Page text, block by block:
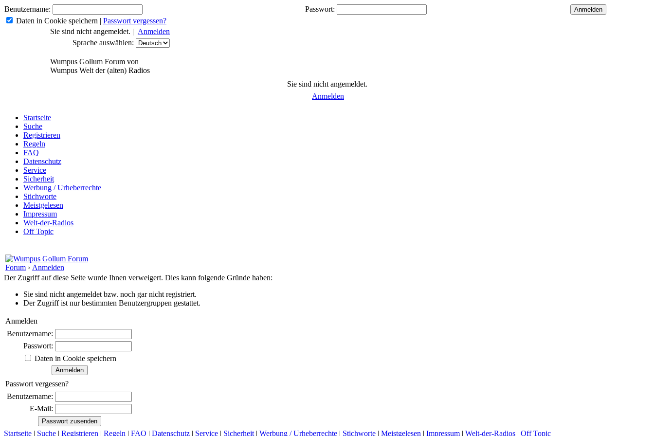
Benutzername:
Passwort:
Daten in Cookie speichern | Passwort vergessen?
Sie sind nicht angemeldet. | Anmelden
Sprache auswählen:
Wumpus Gollum Forum von
Wumpus Welt der (alten) Radios
Sie sind nicht angemeldet.
Anmelden
Startseite
Suche
Registrieren
Regeln
FAQ
Datenschutz
Service
Sicherheit
Werbung / Urheberrechte
Stichworte
Meistgelesen
Impressum
Welt-der-Radios
Off Topic
Forum › Anmelden
Der Zugriff auf diese Seite wurde Ihnen verweigert. Dies kann folgende Gründe haben:
Sie sind nicht angemeldet bzw. noch gar nicht registriert.
Der Zugriff ist nur bestimmten Benutzergruppen gestattet.
Anmelden
Benutzername:
Passwort:
Daten in Cookie speichern
Passwort vergessen?
Benutzername:
E-Mail:
Startseite | Suche | Registrieren | Regeln | FAQ | Datenschutz | Service | Sicherheit | Werbung / Urheberrechte | Stichworte | Meistgelesen | Impressum | Welt-der-Radios | Off Topic